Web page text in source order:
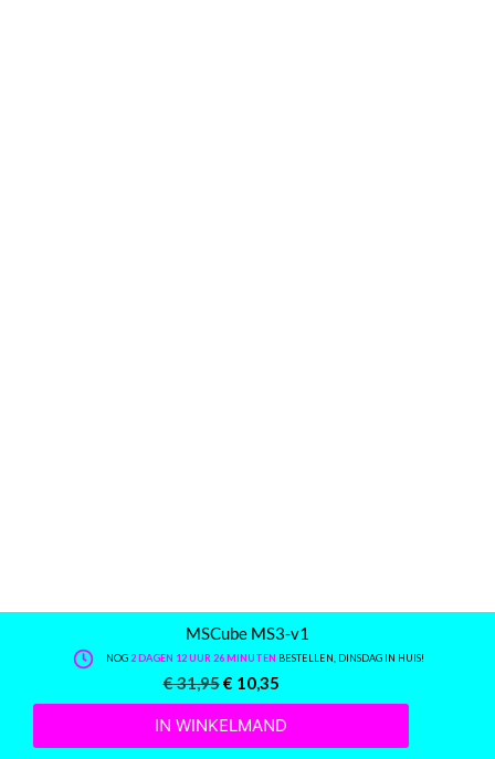
MSCube MS3-v1
NOG2 DAGEN 12 UUR 26 MINUTEN BESTELLEN, DINSDAG IN HUIS!
€31,95€ 10,35
IN WINKELMAND